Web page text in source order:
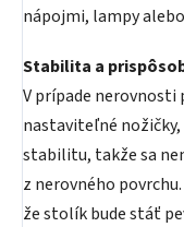
nápojmi, lampy
Stabilita a
V prípade nerovnosti
nastaviteľné
stabilitu, takže sa
z nerovného
že stolík bude stáť